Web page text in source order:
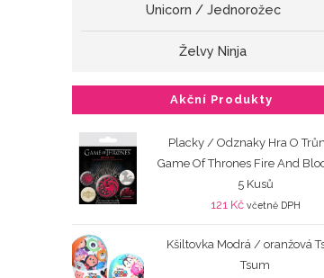
Unicorn / Jednorožec
Želvy Ninja
Akční Produkty
Placky / Odznaky Hra O
Game Of Thrones Fire And
5 Kusů
121 Kč včetně DPH
Kšiltovka Modrá / oranžová
Tsum